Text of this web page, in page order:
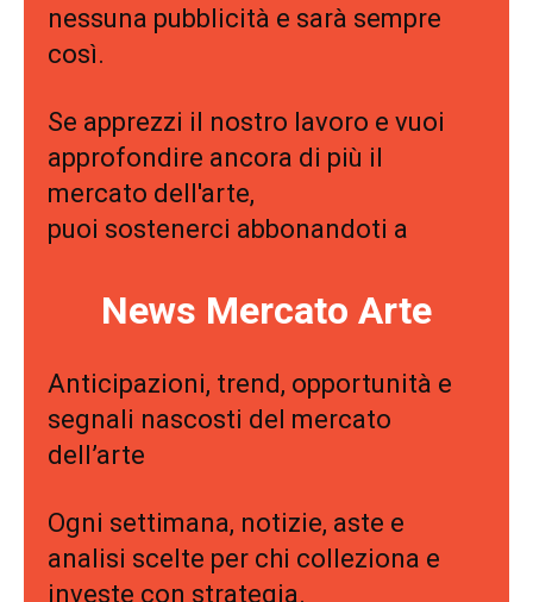
nessuna pubblicità e sarà sempre
così.
Se apprezzi il nostro lavoro e vuoi
approfondire ancora di più il
mercato dell'arte,
puoi sostenerci abbonandoti a
News Mercato Arte
Anticipazioni, trend, opportunità e
segnali nascosti del mercato
dell’arte
Ogni settimana, notizie, aste e
analisi scelte per chi colleziona e
investe con strategia.